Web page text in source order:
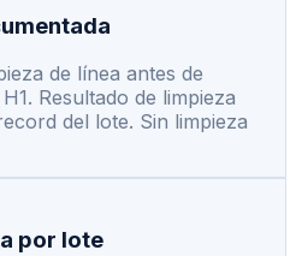
de línea antes de
Resultado de limpieza
del lote. Sin limpieza
por lote